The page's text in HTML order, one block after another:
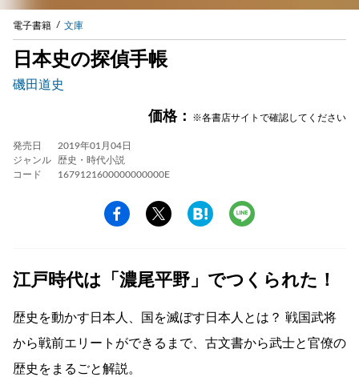
電子書籍 文庫
日本史の探偵手帳
磯田道史
価格： ※各書店サイトで確認してください
発売日
2019年01月04日
ジャンル
歴史・時代小説
コード
1679121600000000000E
江戸時代は「濃尾平野」でつくられた！
歴史を動かす日本人、国を滅ぼす日本人とは？ 戦国武将
から戦前エリートができるまで、古文書から武士と官僚の
歴史をまるごと解説。